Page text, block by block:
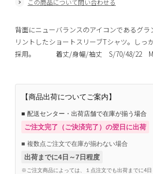
この商品について問い合わせる
背面にニューバランスのアイコンであるグ
リントしたショートスリーブTシャツ。しっ
採用。 着丈/身幅/袖丈 S/70/48/22 M/
【商品出荷についてご案内】
■ 配送センター・出荷店舗で在庫が揃う場合
ご注文完了（ご決済完了）の翌日に出荷
■ 複数点ご注文で在庫が揃わない場合
出荷までに4日～7日程度
※ご注文商品によっては、１点注文でも出荷までに4